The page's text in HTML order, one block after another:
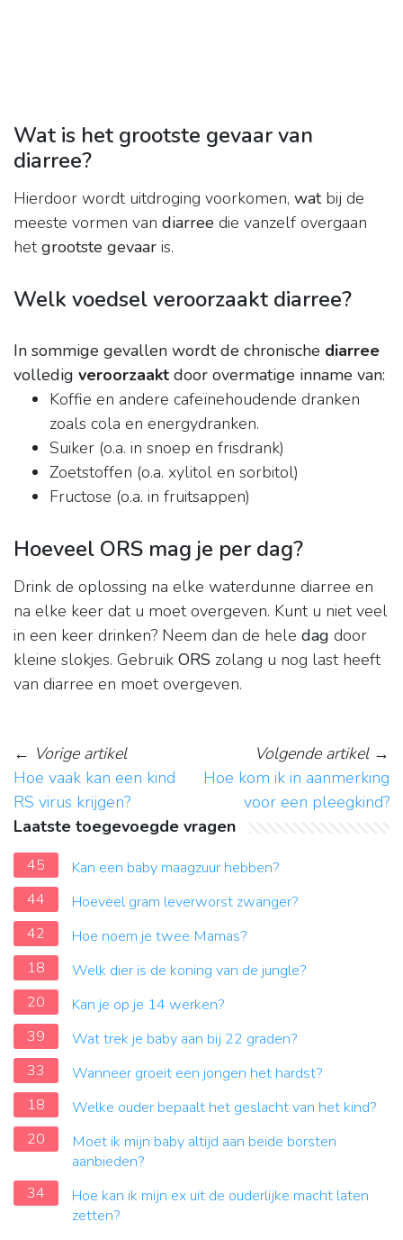
Wat is het grootste gevaar van
diarree?
Hierdoor wordt uitdroging voorkomen, watbij de
meeste vormen van diarree die vanzelf overgaan
hetgrootste gevaar is.
Welk voedsel veroorzaakt diarree?
In sommige gevallen wordt de chronische diarree
volledig veroorzaakt door overmatige inname van:
Koffie en andere cafeïnehoudende dranken
zoals cola en energydranken.
Suiker (o.a. in snoep en frisdrank)
Zoetstoffen (o.a. xylitol en sorbitol)
Fructose (o.a. in fruitsappen)
Hoeveel ORS mag je per dag?
Drink de oplossing na elke waterdunne diarree en
na elke keer dat u moet overgeven. Kunt u niet veel
in een keer drinken? Neem dan de hele dag door
kleine slokjes. Gebruik ORS zolang u nog last heeft
van diarree en moet overgeven.
← Vorige artikel
Hoe vaak kan een kind
RS virus krijgen?
Volgende artikel→
Hoe kom ik in aanmerking
voor een pleegkind?
Laatste toegevoegde vragen
45
Kan een baby maagzuur hebben?
44
Hoeveel gram leverworst zwanger?
42
Hoe noem je twee Mamas?
18
Welk dier is de koning van de jungle?
20
Kan je op je 14 werken?
39
Wat trek je baby aan bij 22 graden?
33
Wanneer groeit een jongen het hardst?
18
Welke ouder bepaalt het geslacht van het kind?
20
Moet ik mijn baby altijd aan beide borsten
aanbieden?
34
Hoe kan ik mijn ex uit de ouderlijke macht laten
zetten?